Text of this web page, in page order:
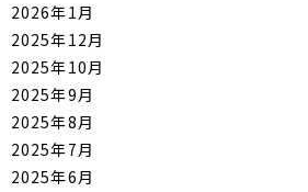
2026年1月
2025年12月
2025年10月
2025年9月
2025年8月
2025年7月
2025年6月